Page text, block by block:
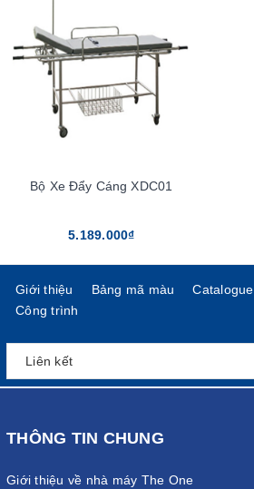
Bộ Xe Đẩy Cáng XDC01
5.189.000₫
Giới thiệu Bảng mã màu Catalogue
Công trình
THÔNG TIN CHUNG
Giới thiệu về nhà máy The One